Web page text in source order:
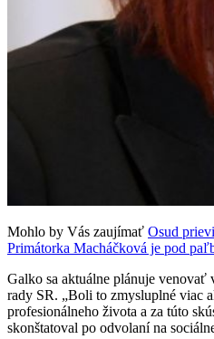
Mohlo by Vás zaujímať Osud
Primátorka Macháčková je pod
Galko sa aktuálne plánuje venovať
rady SR. „Boli to zmysluplné viac
profesionálneho života a za túto
skonštatoval po odvolaní na